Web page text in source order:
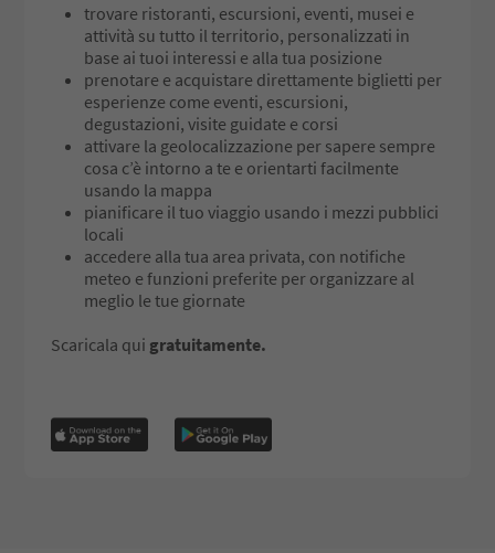
trovare ristoranti, escursioni, eventi, musei e
attività su tutto il territorio, personalizzati in
base ai tuoi interessi e alla tua posizione
prenotare e acquistare direttamente biglietti per
esperienze come eventi, escursioni,
degustazioni, visite guidate e corsi
attivare la geolocalizzazione per sapere sempre
cosa c’è intorno a te e orientarti facilmente
usando la mappa
pianificare il tuo viaggio usando i mezzi pubblici
locali
accedere alla tua area privata, con notifiche
meteo e funzioni preferite per organizzare al
meglio le tue giornate
Scaricala qui gratuitamente.